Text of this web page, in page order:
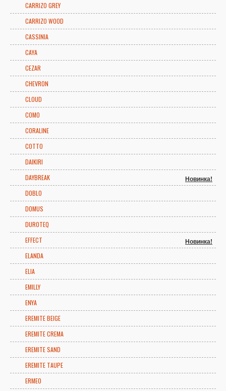
CARRIZO GREY
CARRIZO WOOD
CASSINIA
CAYA
CEZAR
CHEVRON
CLOUD
COMO
CORALINE
COTTO
DAIKIRI
DAYBREAK
Новинка!
DOBLO
DOMUS
DUROTEQ
EFFECT
Новинка!
ELANDA
ELIA
EMILLY
ENYA
EREMITE BEIGE
EREMITE CREMA
EREMITE SAND
EREMITE TAUPE
ERMEO